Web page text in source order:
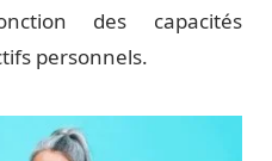
des capacités
personnels.